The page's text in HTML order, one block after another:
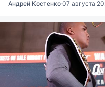
Андрей Костенко·07 августа